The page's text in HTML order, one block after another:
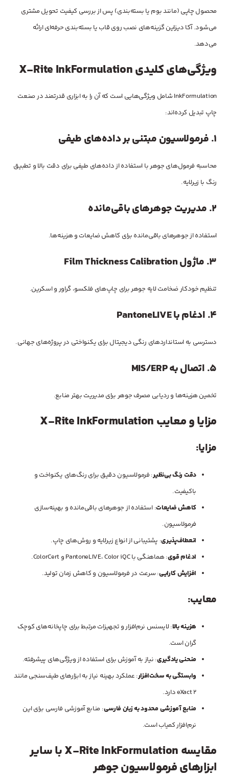
محصول چاپی (مانند بوم یا بسته‌بندی) پس از بررسی کیفیت تحویل مشتری
می‌شود. آکا دیزاین گزینه‌های نصب روی قاب یا بسته‌بندی حرفه‌ای ارائه
می‌دهد.
ویژگی‌های کلیدی X-Rite InkFormulation
InkFormulation شامل ویژگی‌هایی است که آن را به ابزاری قدرتمند در صنعت
چاپ تبدیل کرده‌اند:
فرمولاسیون مبتنی بر داده‌های طیفی
محاسبه فرمول‌های جوهر با استفاده از داده‌های طیفی برای دقت بالا و تطبیق
رنگ با زیرلایه.
مدیریت جوهرهای باقی‌مانده
استفاده از جوهرهای باقی‌مانده برای کاهش ضایعات و هزینه‌ها.
ماژول Film Thickness Calibration
تنظیم خودکار ضخامت لایه جوهر برای چاپ‌های فلکسو، گراور و اسکرین.
ادغام با PantoneLIVE
دسترسی به استانداردهای رنگی دیجیتال برای یکنواختی در پروژه‌های جهانی.
اتصال به MIS/ERP
تخمین هزینه‌ها و ردیابی مصرف جوهر برای مدیریت بهتر منابع.
مزایا و معایب X-Rite InkFormulation
مزایا:
دقت رنگ بی‌نظیر: فرمولاسیون دقیق برای رنگ‌های یکنواخت و
باکیفیت.
کاهش ضایعات: استفاده از جوهرهای باقی‌مانده و بهینه‌سازی
فرمولاسیون.
انعطاف‌پذیری: پشتیبانی از انواع زیرلایه و روش‌های چاپ.
ادغام قوی: هماهنگی با PantoneLIVE، Color iQC و ColorCert.
افزایش کارایی: سرعت در فرمولاسیون و کاهش زمان تولید.
معایب:
هزینه بالا: لایسنس نرم‌افزار و تجهیزات مرتبط برای چاپخانه‌های کوچک
گران است.
منحنی یادگیری: نیاز به آموزش برای استفاده از ویژگی‌های پیشرفته.
وابستگی به سخت‌افزار: عملکرد بهینه نیاز به ابزارهای طیف‌سنجی مانند
eXact 2 دارد.
منابع آموزشی محدود به زبان فارسی: منابع آموزشی فارسی برای این
نرم‌افزار کمیاب است.
مقایسه X-Rite InkFormulation با سایر
ابزارهای فرمولاسیون جوهر